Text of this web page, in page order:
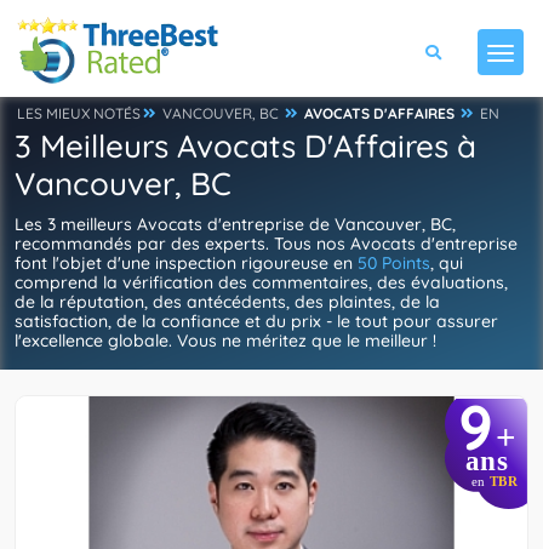
LES MIEUX NOTÉS VANCOUVER, BC AVOCATS D'AFFAIRES EN
3 Meilleurs Avocats D'Affaires à
Vancouver, BC
Les 3 meilleurs Avocats d'entreprise de Vancouver, BC,
recommandés par des experts. Tous nos Avocats d'entreprise
font l'objet d'une inspection rigoureuse en 50 Points, qui
comprend la vérification des commentaires, des évaluations,
de la réputation, des antécédents, des plaintes, de la
satisfaction, de la confiance et du prix - le tout pour assurer
l'excellence globale. Vous ne méritez que le meilleur !
9+
ans
en TBR